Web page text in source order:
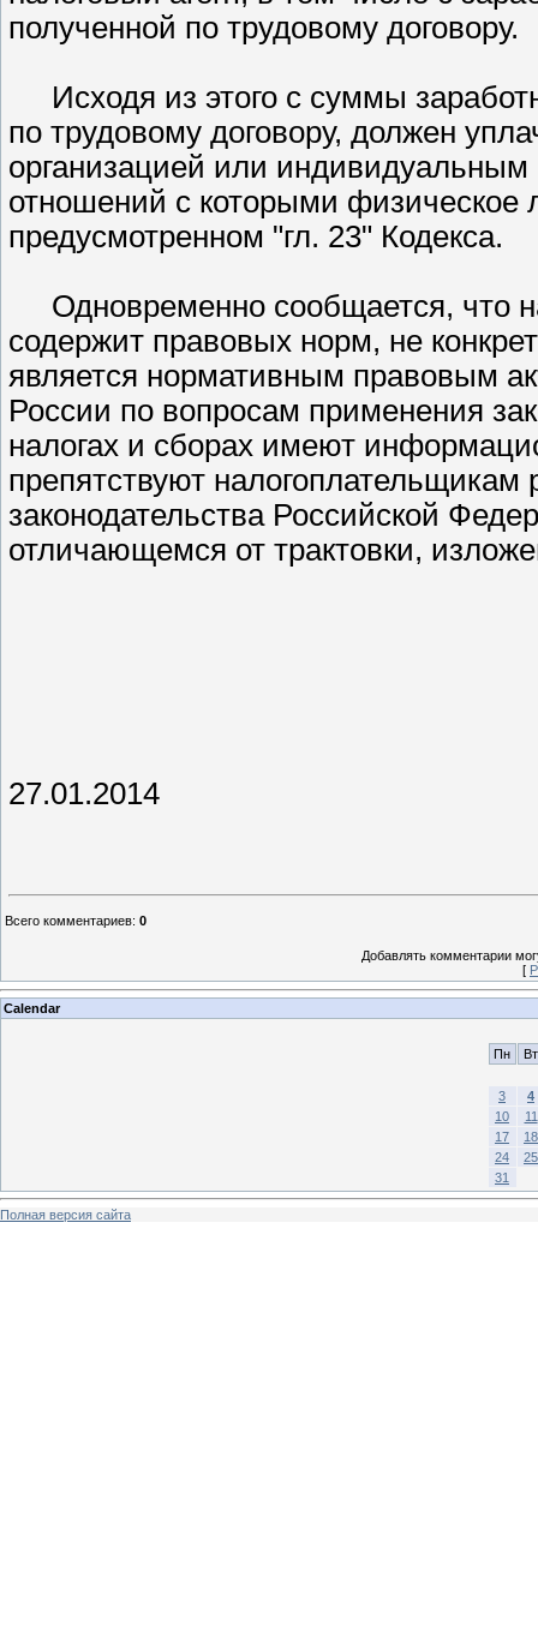
полученной по трудовому договору.
Исходя из этого с суммы
по трудовому договору, должен
организацией или индивидуальным
отношений с которыми физическое
предусмотренном
гл. 23 Кодекса.
Одновременно сообщается, что
содержит правовых норм, не
является нормативным правовым
России по вопросам применения
налогах и сборах имеют
препятствуют налогоплательщикам
законодательства Российской
отличающемся от трактовки,
27.01.2014
Всего комментариев: 0
Добавлять комментарии
[
Calendar
Пн Вт
3
4
10
11
17
18
24
25
31
Полная версия сайта